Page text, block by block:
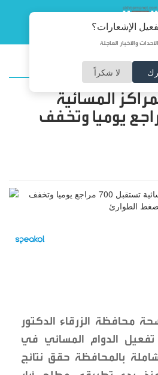
الإشعارات؟
والأخبار العاجلة
لا شكراً
المسائية
700 مراجع يوميا وتخفف
محافظة الزرقاء الدكتور
تفعيل الدوام المسائي في
بالمحافظة حقق نتائج